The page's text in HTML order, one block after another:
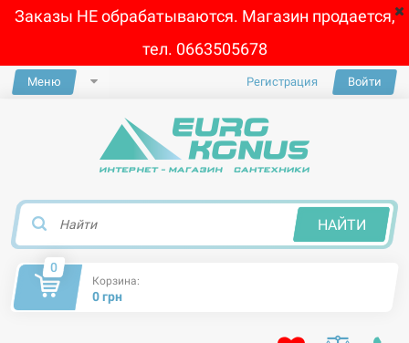
Заказы НЕ обрабатываются. Магазин продается,
тел. 0663505678
Меню Регистрация Войти
НАЙТИ
0
Корзина:
0 грн